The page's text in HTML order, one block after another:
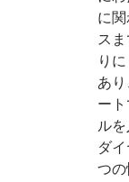
に
ス
り
あ
ー
ル
ダ
つ